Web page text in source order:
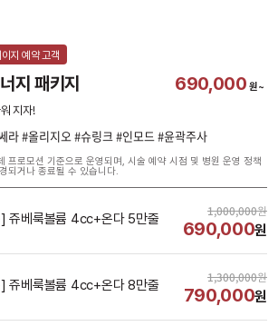
지 예약 고객
지 패키지 690,000 원~
지자!
라 #올리지오 #슈링크 #인모드 #윤곽주사
프로모션 기준으로 운영되며, 시술 예약 시점 및 병원 운영 정책
되거나 종료될 수 있습니다.
쥬베룩볼륨 4cc+온다 5만줄 1,000,000원
690,000원
쥬베룩볼륨 4cc+온다 8만줄 1,300,000원
790,000원